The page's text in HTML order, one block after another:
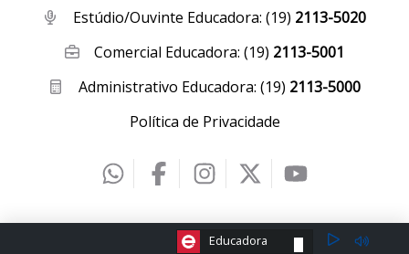
Estúdio/Ouvinte Educadora: (19) 2113-5020
Comercial Educadora:(19) 2113-5001
Administrativo Educadora: (19) 2113-5000
Política de Privacidade
2026 © eLimeira | Desenvolvido por Creative Hut
ESCOLHA A RÁDIO:
Educadora